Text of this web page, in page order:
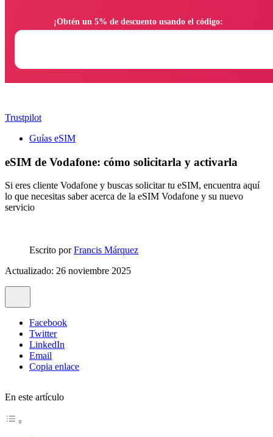
Trustpilot
Guías eSIM
eSIM de Vodafone: cómo solicitarla y activarla
Si eres cliente Vodafone y buscas solicitar tu eSIM, encuentra aquí
lo que necesitas saber acerca de la eSIM Vodafone y su nuevo
servicio
Escrito porFrancis Márquez
Actualizado: 26 noviembre 2025
Facebook
Twitter
LinkedIn
Email
Copia enlace
En este artículo